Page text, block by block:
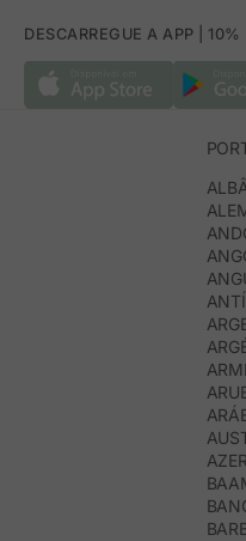
DESCARREGUE A APP |